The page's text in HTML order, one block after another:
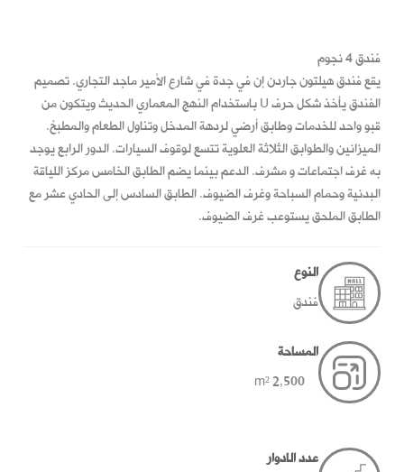
فندق 4 نجوم
يقع فندق هيلتون جاردن إن في جدة في شارع الأمير ماجد التجاري. تصميم
الفندق يأخذ شكل حرف U باستخدام النهج المعماري الحديث ويتكون من
قبو واحد للخدمات وطابق أرضي لردهة المدخل وتناول الطعام والمطبخ.
الميزانين والطوابق الثلاثة العلوية تتسع لوقوف السيارات. الدور الرابع يوجد
به غرف اجتماعات و مشرف. الدعم بينما يضم الطابق الخامس مركز اللياقة
البدنية وحمام السباحة وغرف الضيوف. الطابق السادس إلى الحادي عشر مع
الطابق الملحق يستوعب غرف الضيوف.
النوع
فندق
المساحة
2,500 m²
عدد الادوار